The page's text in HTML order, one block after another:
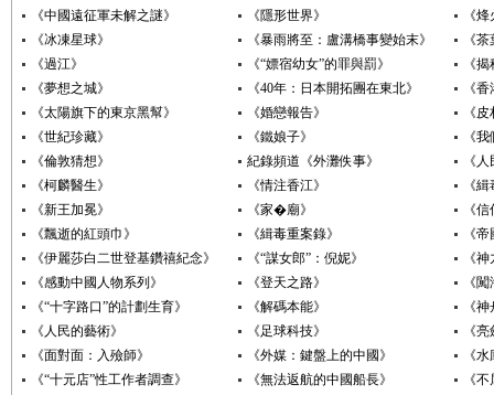
《中國遠征軍未解之謎》
《隱形世界》
《
《冰凍星球》
《暴雨將至：盧溝橋事變始末》
《
《過江》
《“嫖宿幼女”的罪與罰》
《
《夢想之城》
《40年：日本開拓團在東北》
《
《太陽旗下的東京黑幫》
《婚戀報告》
《
《世紀珍藏》
《鐵娘子》
《
《倫敦猜想》
紀錄頻道《外灘佚事》
《
《柯麟醫生》
《情注香江》
《
《新王加冕》
《家�廟》
《
《飄逝的紅頭巾》
《緝毒重案錄》
《
《伊麗莎白二世登基鑽禧紀念》
《“謀女郎”：倪妮》
《
《感動中國人物系列》
《登天之路》
《
《“十字路口”的計劃生育》
《解碼本能》
《
《人民的藝術》
《足球科技》
《
《面對面：入殮師》
《外媒：鍵盤上的中國》
《
《“十元店”性工作者調查》
《無法返航的中國船長》
《